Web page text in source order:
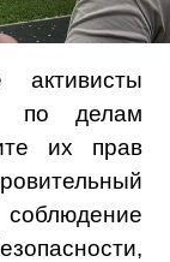
активисты
по делам
их прав